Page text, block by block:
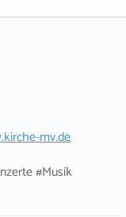
mv.de
#Musik